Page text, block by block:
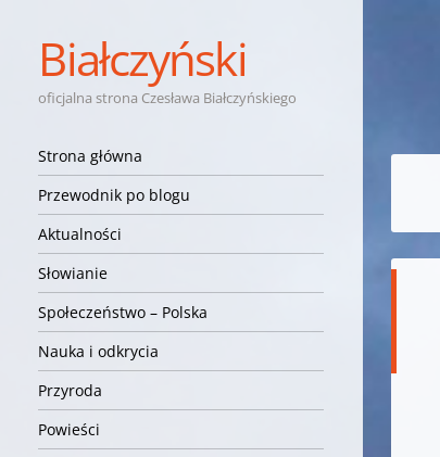
Białczyński
oficjalna strona Czesława Białczyńskiego
Nawigacja
Przejdź do treści
Strona główna
Przewodnik po blogu
Aktualności
Słowianie
Społeczeństwo – Polska
Nauka i odkrycia
Przyroda
Powieści